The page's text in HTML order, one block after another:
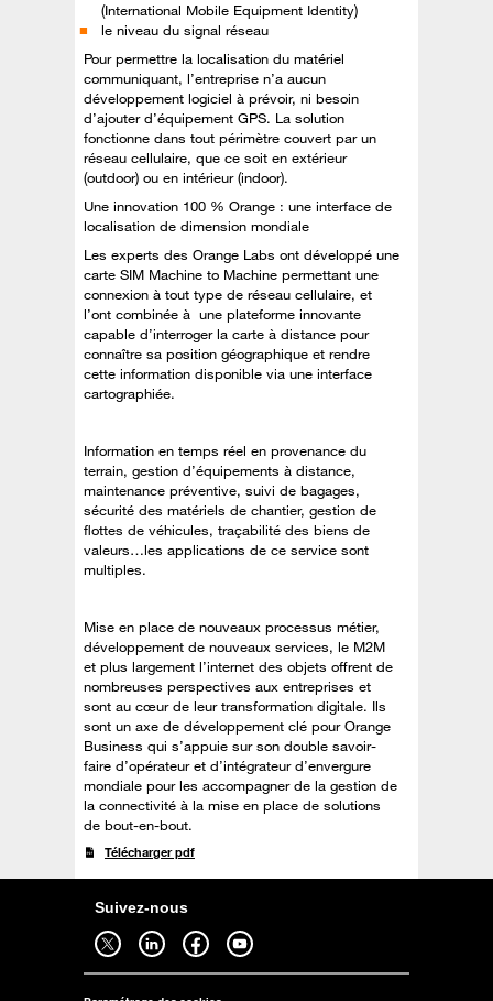
(International Mobile Equipment Identity)
le niveau du signal réseau
Pour permettre la localisation du matériel
communiquant, l’entreprise n’a aucun
développement logiciel à prévoir, ni besoin
d’ajouter d’équipement GPS. La solution
fonctionne dans tout périmètre couvert par un
réseau cellulaire, que ce soit en extérieur
(outdoor) ou en intérieur (indoor).
Une innovation 100 % Orange : une interface de
localisation de dimension mondiale
Les experts des Orange Labs ont développé une
carte SIM Machine to Machine permettant une
connexion à tout type de réseau cellulaire, et
l’ont combinée à une plateforme innovante
capable d’interroger la carte à distance pour
connaître sa position géographique et rendre
cette information disponible via une interface
cartographiée.
Information en temps réel en provenance du
terrain, gestion d’équipements à distance,
maintenance préventive, suivi de bagages,
sécurité des matériels de chantier, gestion de
flottes de véhicules, traçabilité des biens de
valeurs…les applications de ce service sont
multiples.
Mise en place de nouveaux processus métier,
développement de nouveaux services, le M2M
et plus largement l’internet des objets offrent de
nombreuses perspectives aux entreprises et
sont au cœur de leur transformation digitale. Ils
sont un axe de développement clé pour Orange
Business qui s’appuie sur son double savoir-
faire d’opérateur et d’intégrateur d’envergure
mondiale pour les accompagner de la gestion de
la connectivité à la mise en place de solutions
de bout-en-bout.
Télécharger pdf
Suivez-nous
Suivez-nous sur twitter - ouverture dans un nouvel onglet Suivez-nous sur linkedin - ouverture dans un nouvel onglet Suivez-nous sur facebook - ouverture dans un nouvel onglet Suivez-nous sur youtube - ouverture dans un nouvel onglet